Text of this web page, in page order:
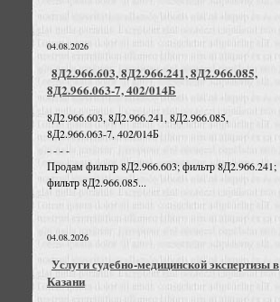
04.08.2026
8Д2.966.603, 8Д2.966.241, 8Д2.966.085,
8Д2.966.063-7, 402/014Б
8Д2.966.603, 8Д2.966.241, 8Д2.966.085,
8Д2.966.063-7, 402/014Б
- - - -
Продам фильтр 8Д2.966.603; фильтр 8Д2.966.241;
фильтр 8Д2.966.085...
04.08.2026
Услуги судебно-медицинской экспертизы в
Казани